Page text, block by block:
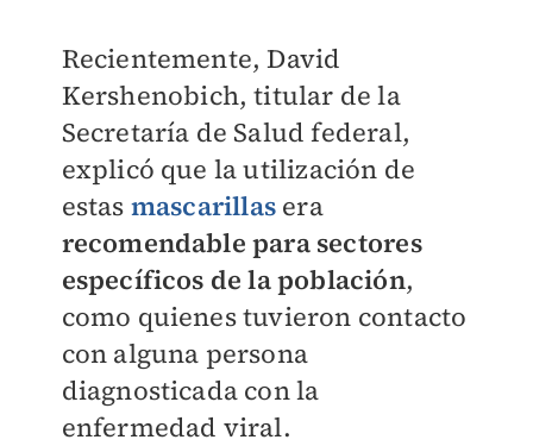
Recientemente, David
Kershenobich, titular de la
Secretaría de Salud federal,
explicó que la utilización de
estas mascarillasera
recomendable para sectores
específicos de la población,
como quienes tuvieron contacto
con alguna persona
diagnosticada con la
enfermedad viral.